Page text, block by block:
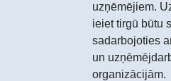
uzņēmējiem.
ieiet tirgū būtu
sadarbojoties
un
organizācijām.